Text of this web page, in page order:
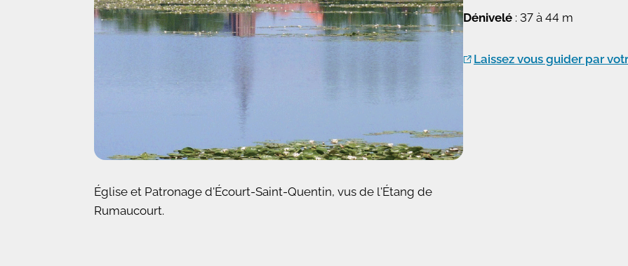
Église et Patronage d'Écourt-Saint-Quentin, vus de l'Étang de
Rumaucourt.
Dénivelé : 37 à 44 m
Laissez vous guider par